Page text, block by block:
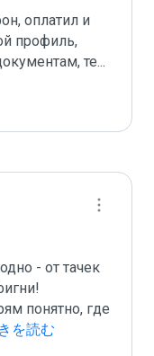
оплатил и
профиль,
те...
- от тачек
понятно, где
を読む